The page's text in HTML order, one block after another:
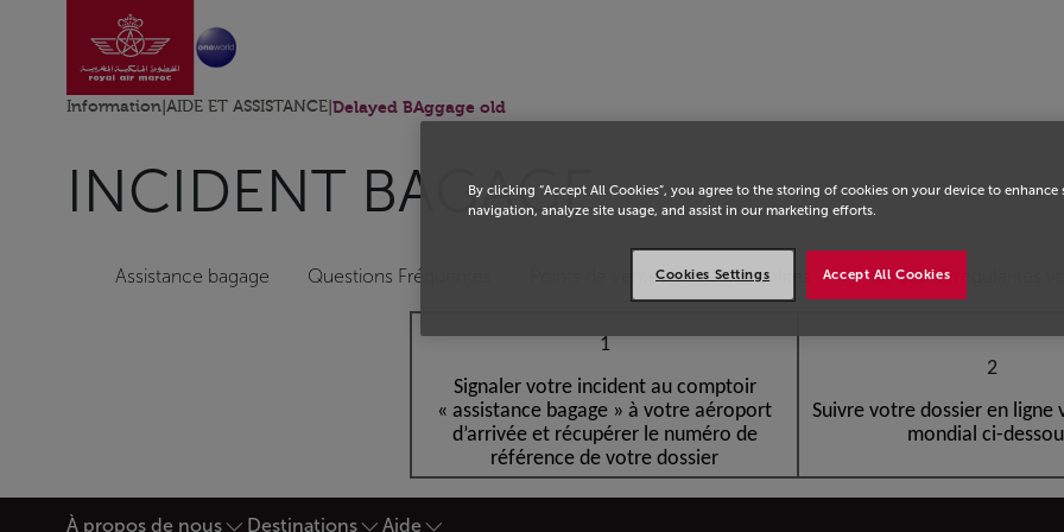
Saut au contenu principal
Aller à la page accueil
Information AIDE ET ASSISTANCE Delayed BAggage old
INCIDENT BAGAGE
Assistance bagage Questions Fréquentes Points de ventes Actualités En cas d'irrégularités
1
Signaler votre incident au comptoir
« assistance bagage » à votre aéroport
d’arrivée et récupérer le numéro de
référence de votre dossier
2
Suivre votre dossier en ligne
mondial ci-
À propos de nous Destinations Aide
By clicking “Accept All Cookies”, you agree to the storing of cookies on your device to enhance
navigation, analyze site usage, and assist in our marketing efforts.
Accept All Cookies
Cookies Settings